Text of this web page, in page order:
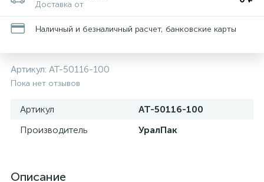
Доставка от
Наличный и безналичный расчет, банковские карты
Артикул: АТ-50116-100
Пока нет отзывов
Артикул
АТ-50116-100
Производитель
УралПак
Описание